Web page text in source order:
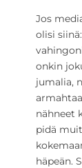
Jos
olisi
onkin
jumalia,
nähneet
pidä
häpeän.